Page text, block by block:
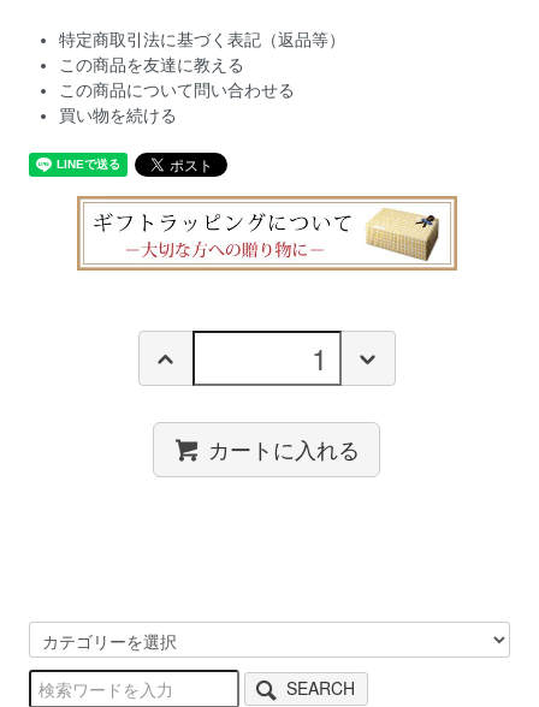
特定商取引法に基づく表記（返品等）
この商品を友達に教える
この商品について問い合わせる
買い物を続ける
カートに入れる
SEARCH